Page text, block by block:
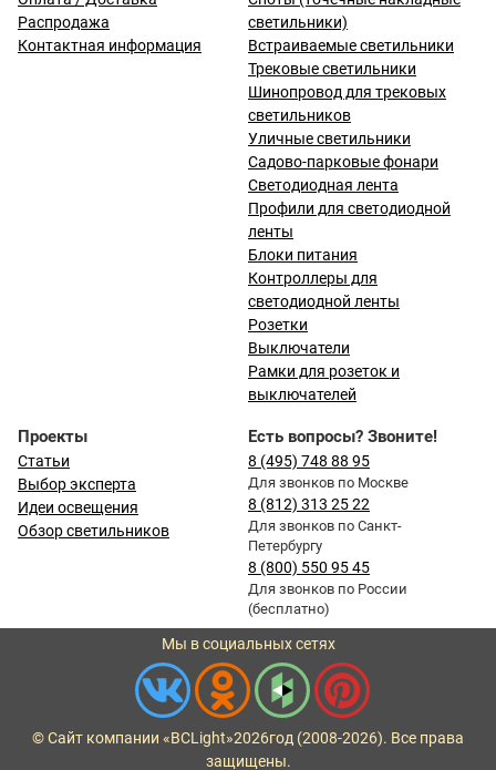
Распродажа
Контактная информация
светильники)
Встраиваемые светильники
Трековые светильники
Шинопровод для трековых
светильников
Уличные светильники
Садово-парковые фонари
Светодиодная лента
Профили для светодиодной
ленты
Блоки питания
Контроллеры для
светодиодной ленты
Розетки
Выключатели
Рамки для розеток и
выключателей
Проекты
Статьи
Выбор эксперта
Идеи освещения
Обзор светильников
Есть вопросы? Звоните!
8 (495) 748 88 95
Для звонков по Москве
8 (812) 313 25 22
Для звонков по Санкт-
Петербургу
8 (800) 550 95 45
Для звонков по России
(бесплатно)
Мы в социальных сетях
© Сайт компании «BCLight»2026год (2008-2026). Все права
защищены.